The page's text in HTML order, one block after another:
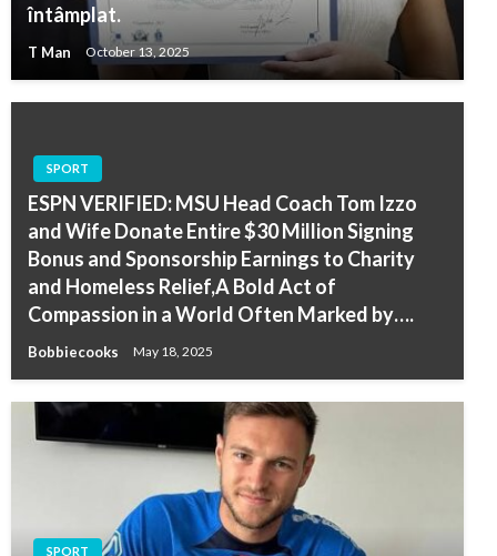
întâmplat.
T Man October 13, 2025
SPORT
ESPN VERIFIED: MSU Head Coach Tom Izzo
and Wife Donate Entire $30 Million Signing
Bonus and Sponsorship Earnings to Charity
and Homeless Relief,A Bold Act of
Compassion in a World Often Marked by….
Bobbiecooks May 18, 2025
SPORT